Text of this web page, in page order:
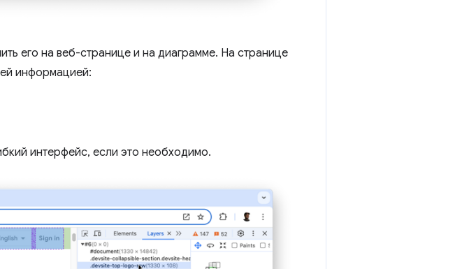
его на веб-странице и на диаграмме. На странице
информацией:
интерфейс, если это необходимо.